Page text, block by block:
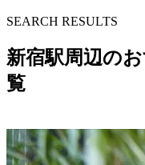
SEARCH RESULTS
新宿駅周辺の
覧